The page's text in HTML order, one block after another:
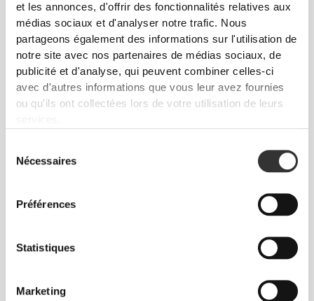
et les annonces, d'offrir des fonctionnalités relatives aux
médias sociaux et d'analyser notre trafic. Nous
partageons également des informations sur l'utilisation de
notre site avec nos partenaires de médias sociaux, de
publicité et d'analyse, qui peuvent combiner celles-ci
avec d'autres informations que vous leur avez fournies
ou qu'ils ont collectées lors de votre utilisation de leurs
Nécessaires
Préférences
Statistiques
Marketing
CHF 4.46 CHF 4.95
10%
3 x Zero Protein Chips 25 g
CHF 2.84 CHF 3.55
20%
2 x Nachos Protéinés Zero -
Cheddar 25 g
INDISPONIBLE
CHF 5.95